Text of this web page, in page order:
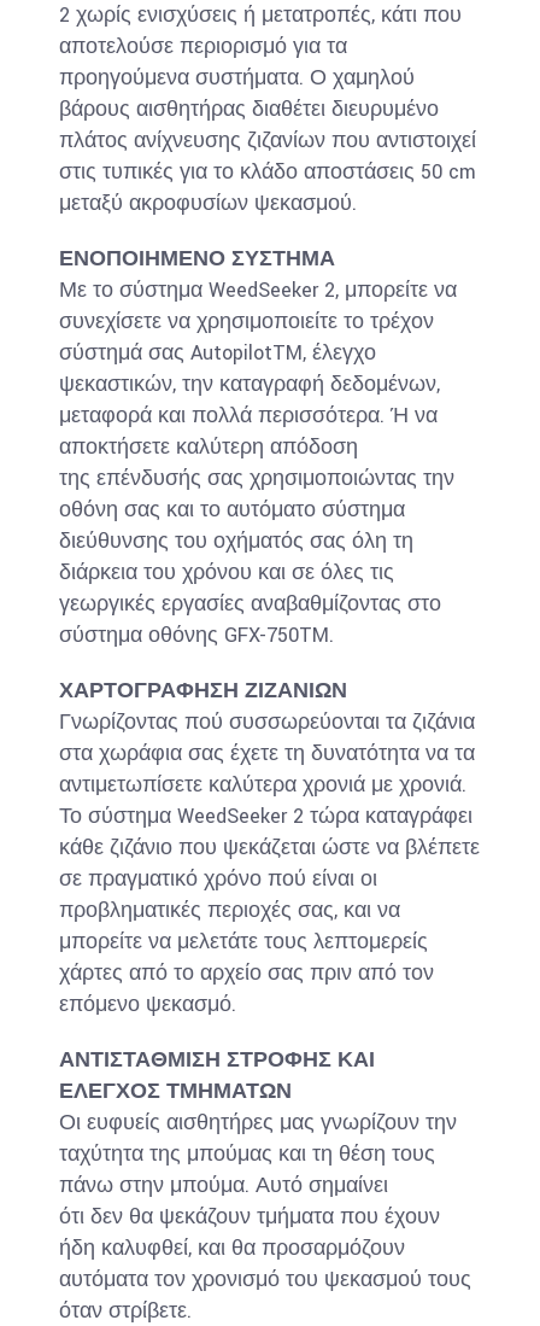
2 χωρίς ενισχύσεις ή μετατροπές, κάτι που
αποτελούσε περιορισμό για τα
προηγούμενα συστήματα. Ο χαμηλού
βάρους αισθητήρας διαθέτει διευρυμένο
πλάτος ανίχνευσης ζιζανίων που αντιστοιχεί
στις τυπικές για το κλάδο αποστάσεις 50 cm
μεταξύ ακροφυσίων ψεκασμού.
ΕΝΟΠΟΙΗΜΕΝΟ ΣΥΣΤΗΜΑ
Με το σύστημα WeedSeeker 2, μπορείτε να
συνεχίσετε να χρησιμοποιείτε το τρέχον
σύστημά σας AutopilotTM, έλεγχο
ψεκαστικών, την καταγραφή δεδομένων,
μεταφορά και πολλά περισσότερα. Ή να
αποκτήσετε καλύτερη απόδοση
της επένδυσής σας χρησιμοποιώντας την
οθόνη σας και το αυτόματο σύστημα
διεύθυνσης του οχήματός σας όλη τη
διάρκεια του χρόνου και σε όλες τις
γεωργικές εργασίες αναβαθμίζοντας στο
σύστημα οθόνης GFX-750TM.
ΧΑΡΤΟΓΡΑΦΗΣΗ ΖΙΖΑΝΙΩΝ
Γνωρίζοντας πού συσσωρεύονται τα ζιζάνια
στα χωράφια σας έχετε τη δυνατότητα να τα
αντιμετωπίσετε καλύτερα χρονιά με χρονιά.
Το σύστημα WeedSeeker 2 τώρα καταγράφει
κάθε ζιζάνιο που ψεκάζεται ώστε να βλέπετε
σε πραγματικό χρόνο πού είναι οι
προβληματικές περιοχές σας, και να
μπορείτε να μελετάτε τους λεπτομερείς
χάρτες από το αρχείο σας πριν από τον
επόμενο ψεκασμό.
ΑΝΤΙΣΤΑΘΜΙΣΗ ΣΤΡΟΦΗΣ ΚΑΙ
ΕΛΕΓΧΟΣ ΤΜΗΜΑΤΩΝ
Οι ευφυείς αισθητήρες μας γνωρίζουν την
ταχύτητα της μπούμας και τη θέση τους
πάνω στην μπούμα. Αυτό σημαίνει
ότι δεν θα ψεκάζουν τμήματα που έχουν
ήδη καλυφθεί, και θα προσαρμόζουν
αυτόματα τον χρονισμό του ψεκασμού τους
όταν στρίβετε.